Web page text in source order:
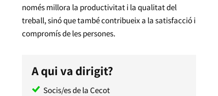
només millora la productivitat i la qualitat del
treball, sinó que també contribueix a la satisfacció i
compromís de les persones.
A qui va dirigit?
Socis/es de la Cecot